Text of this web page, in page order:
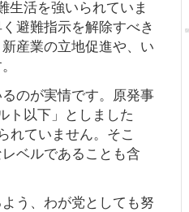
生活を強いられていま
避難指示を解除すべき
産業の立地促進や、い
のが実情です。原発事
ト以下」としました
れていません。そこ
ベルであることも含
う、わが党としても努